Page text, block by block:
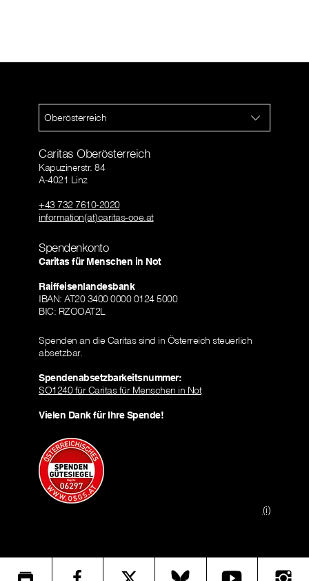
Oberösterreich
Caritas Oberösterreich
Kapuzinerstr. 84
A-4021 Linz
+43 732 7610-2020
information(at)caritas-ooe.at
Spendenkonto
Caritas für Menschen in Not
Raiffeisenlandesbank
IBAN: AT20 3400 0000 0124 5000
BIC: RZOOAT2L
Spenden an die Caritas sind in Österreich steuerlich
absetzbar.
Spendenabsetzbarkeitsnummer:
SO1240 für Caritas für Menschen in Not
Vielen Dank für Ihre Spende!
(i)